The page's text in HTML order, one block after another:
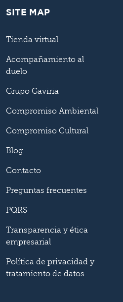
SITE MAP
Tienda virtual
Acompañamiento al
duelo
Grupo Gaviria
Compromiso Ambiental
Compromiso Cultural
Blog
Contacto
Preguntas frecuentes
PQRS
Transparencia y ética
empresarial
Política de privacidad y
tratamiento de datos